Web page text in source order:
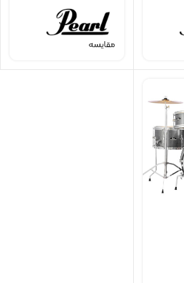
مقایسه